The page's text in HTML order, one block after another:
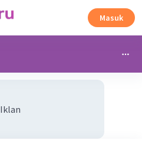
Masuk
Iklan